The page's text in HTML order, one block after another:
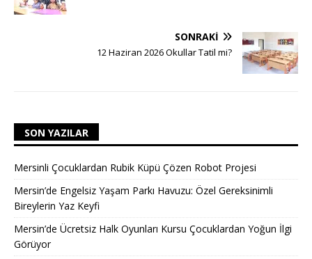
SONRAKI
12 Haziran 2026 Okullar Tatil mi?
SON YAZILAR
Mersinli Çocuklardan Rubik Küpü Çözen Robot Projesi
Mersin’de Engelsiz Yaşam Parkı Havuzu: Özel Gereksinimli
Bireylerin Yaz Keyfi
Mersin’de Ücretsiz Halk Oyunları Kursu Çocuklardan Yoğun İlgi
Görüyor